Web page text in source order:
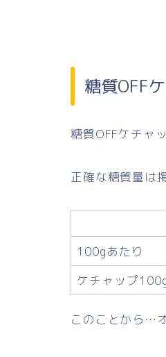
糖質OFF
糖質OFFケチャ
正確な糖質量は
100gあたり
ケチャップ
このことから…